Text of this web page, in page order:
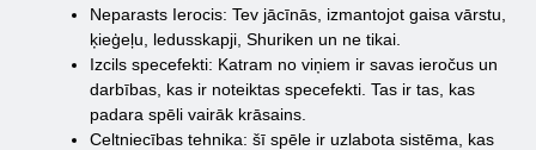
Neparasts Ierocis: Tev jācīnās, izmantojot gaisa vārstu,
ķieģeļu, ledusskapji, Shuriken un ne tikai.
Izcils specefekti: Katram no viņiem ir savas ieročus un
darbības, kas ir noteiktas specefekti. Tas ir tas, kas
padara spēli vairāk krāsains.
Celtniecības tehnika: šī spēle ir uzlabota sistēma, kas